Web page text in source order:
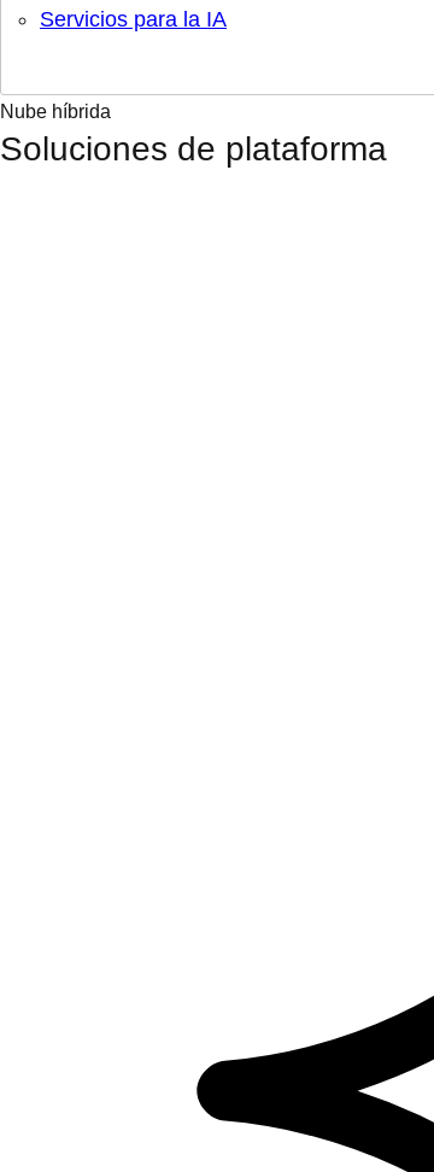
Servicios para la IA
Nube híbrida
Soluciones de plataforma